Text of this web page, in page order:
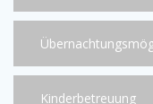
Kinderbetreuung